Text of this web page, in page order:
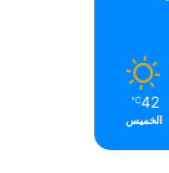
42
℃
الخميس